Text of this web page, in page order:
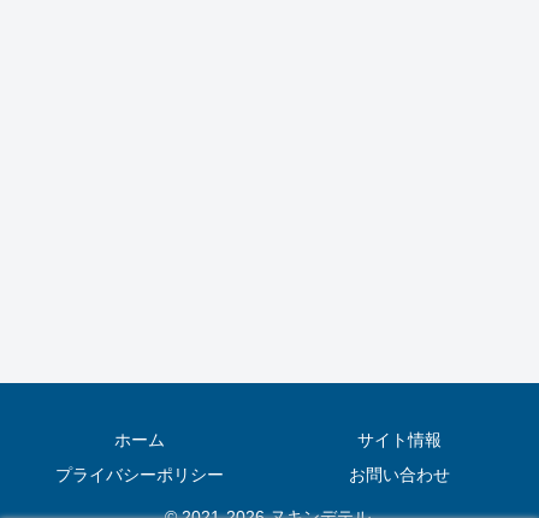
ホーム
サイト情報
プライバシーポリシー
お問い合わせ